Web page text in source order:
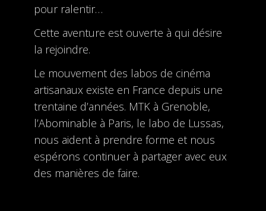
pour ralentir…
Cette aventure est ouverte à qui désire
la rejoindre.
Le mouvement des labos de cinéma
artisanaux existe en France depuis une
trentaine d’années. MTK à Grenoble,
l’Abominable à Paris, le labo de Lussas,
nous aident à prendre forme et nous
espérons continuer à partager avec eux
des manières de faire.